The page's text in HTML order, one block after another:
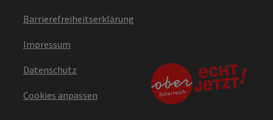
Barrierefreiheitserklärung
Impressum
Datenschutz
Cookies anpassen